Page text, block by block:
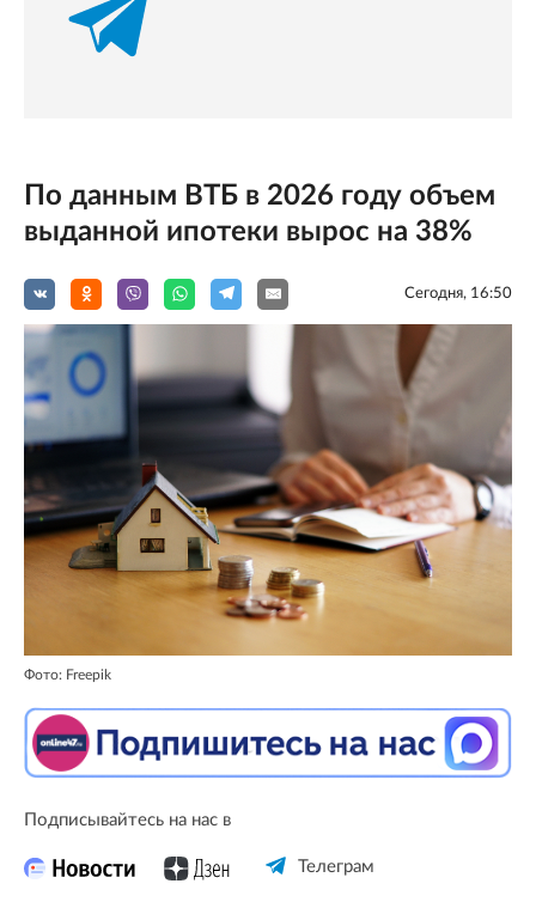
По данным ВТБ в 2026 году объем
выданной ипотеки вырос на 38%
Сегодня, 16:50
Фото: Freepik
Подписывайтесь на нас в
Телеграм